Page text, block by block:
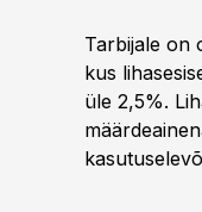
Tarbijale on
kus
üle 2,5%.